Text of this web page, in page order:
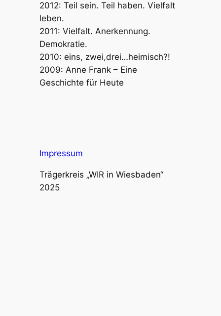
2012: Teil sein. Teil haben. Vielfalt
leben.
2011: Vielfalt. Anerkennung.
Demokratie.
2010: eins, zwei,drei…heimisch?!
2009: Anne Frank – Eine
Geschichte für Heute
Impressum
Trägerkreis „WIR in Wiesbaden“
2025